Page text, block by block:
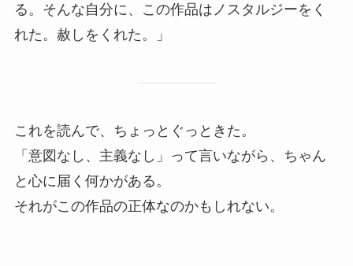
る。そんな自分に、この作品はノスタルジーをく
れた。赦しをくれた。」
これを読んで、ちょっとぐっときた。
「意図なし、主義なし」って言いながら、ちゃん
と心に届く何かがある。
それがこの作品の正体なのかもしれない。